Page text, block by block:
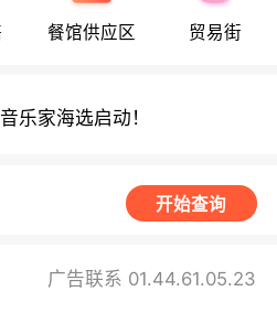
餐馆供应区 贸易街
闻：法国医学实习名额大增！
乐家海选启动！
开始查询
广告联系 01.44.61.05.23